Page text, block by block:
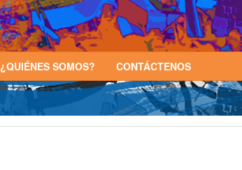
¿QUIÉNES SOMOS? CONTÁCTENOS